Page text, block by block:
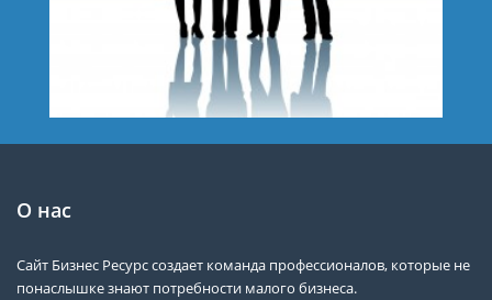
О нас
Сайт Бизнес Ресурс создает команда профессионалов, которые не
понаслышке знают потребности малого бизнеса.